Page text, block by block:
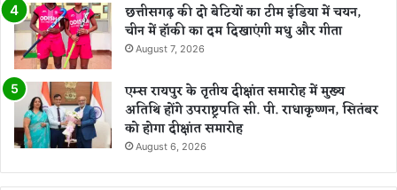
छत्तीसगढ़ की दो बेटियों का टीम इंडिया में चयन,
चीन में हॉकी का दम दिखाएंगी मधु और गीता
August 7, 2026
एम्स रायपुर के तृतीय दीक्षांत समारोह में मुख्य
अतिथि होंगे उपराष्ट्रपति सी. पी. राधाकृष्णन, सितंबर
को होगा दीक्षांत समारोह
August 6, 2026